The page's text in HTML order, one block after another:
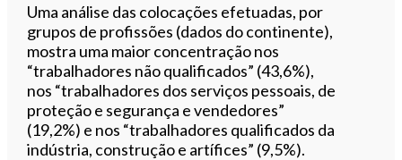
Uma análise das colocações efetuadas, por
grupos de profissões (dados do continente),
mostra uma maior concentração nos
“trabalhadores não qualificados” (43,6%),
nos “trabalhadores dos serviços pessoais, de
proteção e segurança e vendedores”
(19,2%) e nos “trabalhadores qualificados da
indústria, construção e artífices” (9,5%).